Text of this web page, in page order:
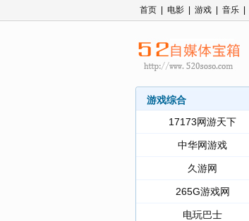
首页 电影 游戏 音乐
游戏综合
17173网游天下
中华网游戏
久游网
265G游戏网
电玩巴士